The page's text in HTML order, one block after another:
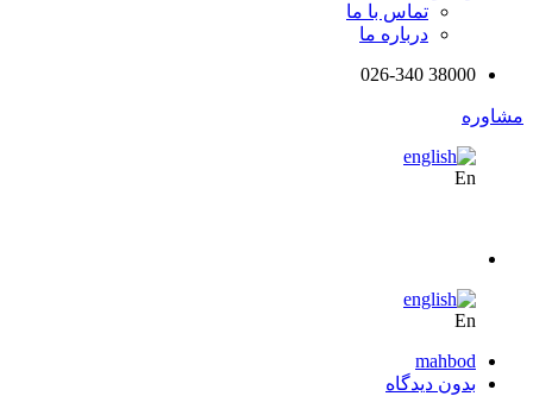
تماس با ما
درباره ما
38000 026-340
mahbod
بدون دیدگاه